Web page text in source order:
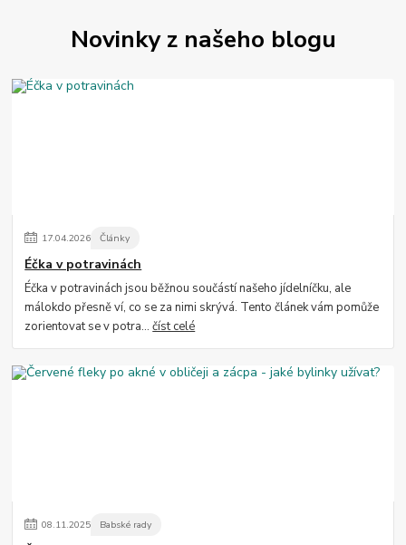
Novinky z našeho blogu
17.04.2026 Články
Éčka v potravinách
Éčka v potravinách jsou běžnou součástí našeho jídelníčku, ale
málokdo přesně ví, co se za nimi skrývá. Tento článek vám pomůže
zorientovat se v potra...číst celé
08.11.2025 Babské rady